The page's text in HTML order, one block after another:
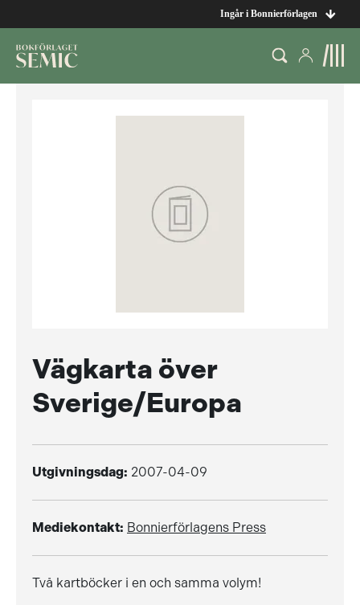
Ingår i Bonnierförlagen
Vägkarta över
Sverige/Europa
Utgivningsdag: 2007-04-09
Mediekontakt: Bonnierförlagens Press
Två kartböcker i en och samma volym!